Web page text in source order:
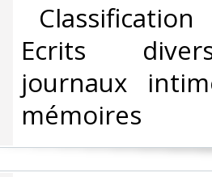
Ecrits
journaux
mémoires‎